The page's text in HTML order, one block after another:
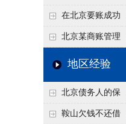
发展趋势深度解析
债要账公司发展趋势
在北京要账成功
率高吗？未来追账公
司发展趋势引发行业
北京某商账管理
服务机构持续提升合
力企业化解应收账款
难题
地区经验
北京债务人的保
证人能不能找？担保
鞍山欠钱不还借